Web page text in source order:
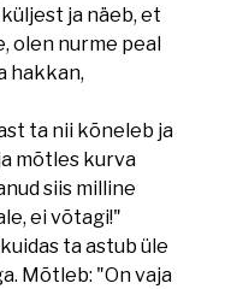
ja näeb, et
olen nurme peal
hakkan,
ta nii kõneleb ja
mõtles kurva
siis milline
ei võtagi!"
ta astub üle
Mõtleb: "On vaja